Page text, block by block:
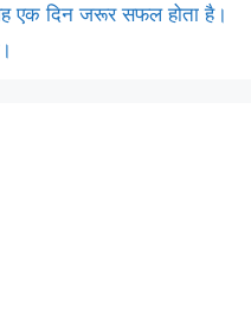
एक दिन जरूर सफल होता है।